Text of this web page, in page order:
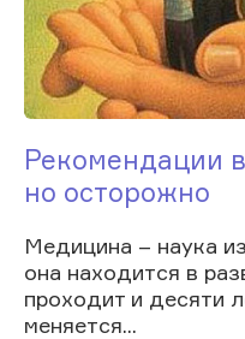
Рекомендации
но осторожно
Медицина – наука
она находится в
проходит и десяти
меняется...